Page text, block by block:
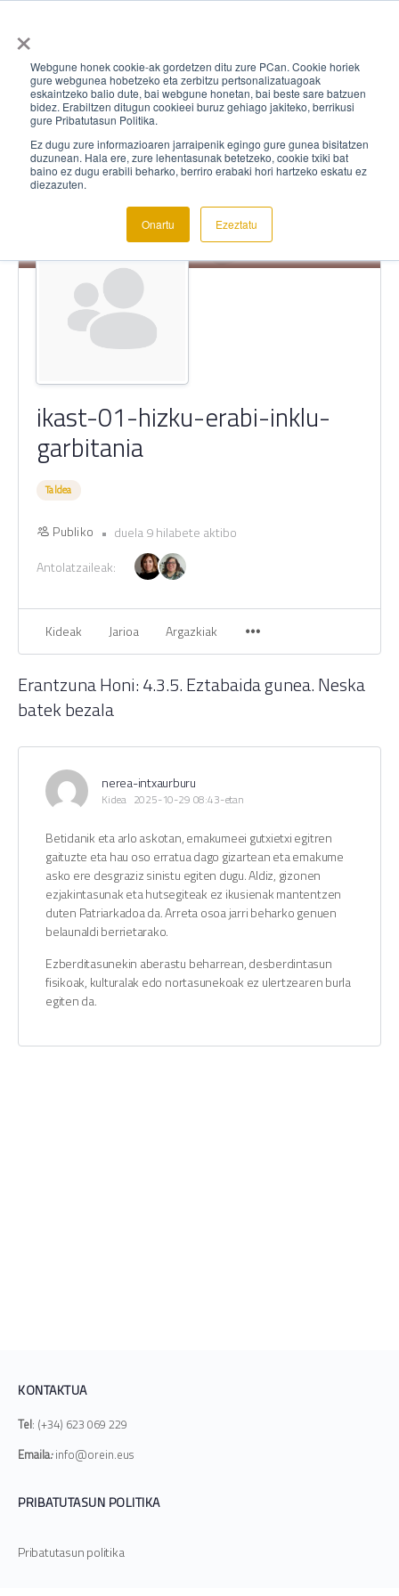
×
Webgune honek cookie-ak gordetzen ditu zure PCan. Cookie horiek
gure webgunea hobetzeko eta zerbitzu pertsonalizatuagoak
eskaintzeko balio dute, bai webgune honetan, bai beste sare batzuen
bidez. Erabiltzen ditugun cookieei buruz gehiago jakiteko, berrikusi
gure Pribatutasun Politika.
Ez dugu zure informazioaren jarraipenik egingo gure gunea bisitatzen
duzunean. Hala ere, zure lehentasunak betetzeko, cookie txiki bat
baino ez dugu erabili beharko, berriro erabaki hori hartzeko eskatu ez
diezazuten.
Onartu Ezeztatu
ikast-01-hizku-erabi-inklu-
garbitania
Taldea
Publiko
duela 9 hilabete aktibo
Antolatzaileak:
Kideak Jarioa Argazkiak
Erantzuna Honi: 4.3.5. Eztabaida gunea. Neska
batek bezala
nerea-intxaurburu
Kidea 2025-10-29 08:43-etan
Betidanik eta arlo askotan, emakumeei gutxietxi egitren
gaituzte eta hau oso erratua dago gizartean eta emakume
asko ere desgraziz sinistu egiten dugu. Aldiz, gizonen
ezjakintasunak eta hutsegiteak ez ikusienak mantentzen
duten Patriarkadoa da. Arreta osoa jarri beharko genuen
belaunaldi berrietarako.
Ezberditasunekin aberastu beharrean, desberdintasun
fisikoak, kulturalak edo nortasunekoak ez ulertzearen burla
egiten da.
KONTAKTUA
Tel: (+34) 623 069 229
Emaila:info@orein.eus
PRIBATUTASUN POLITIKA
Pribatutasun politika